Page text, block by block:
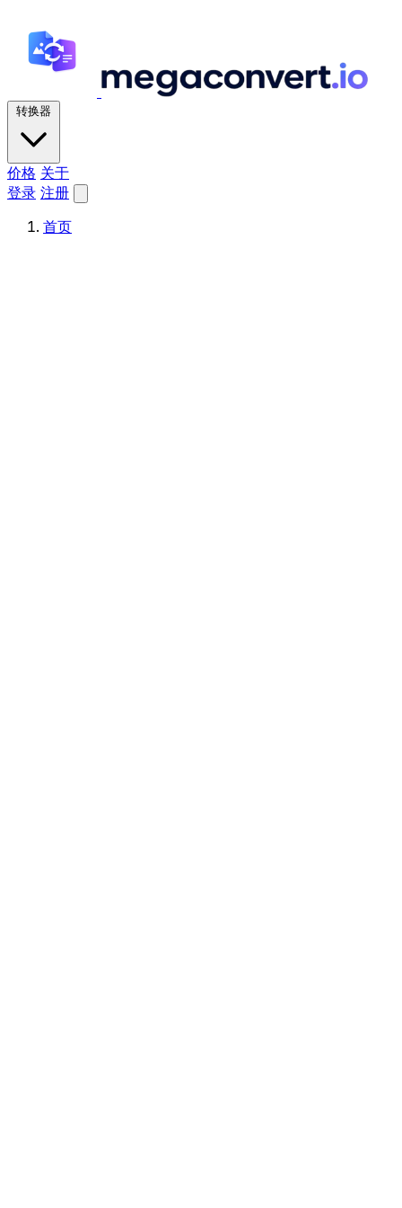
转换器
价格 关于
登录 注册
首页